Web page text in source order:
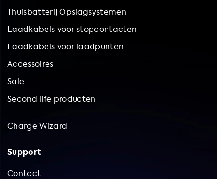
Thuisbatterij Opslagsystemen
Laadkabels voor stopcontacten
Laadkabels voor laadpunten
Accessoires
Sale
Second life producten
Charge Wizard
Support
Contact